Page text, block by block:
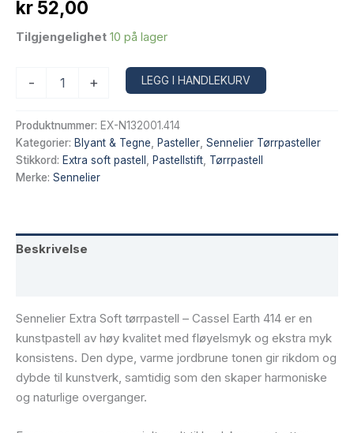
kr 52,00
Tilgjengelighet 10 på lager
-
tørrpastell
–
Cassel
Earth
414
+ LEGG I HANDLEKURV
Produktnummer: EX-N132001.414
Kategorier: Blyant & Tegne Pasteller Sennelier Tørrpasteller
Stikkord: Extra soft pastell Pastellstift Tørrpastell
Merke: Sennelier
Beskrivelse
Sennelier Extra Soft tørrpastell – Cassel Earth 414 er en
kunstpastell av høy kvalitet med fløyelsmyk og ekstra myk
konsistens. Den dype, varme jordbrune tonen gir rikdom og
dybde til kunstverk, samtidig som den skaper harmoniske
og naturlige overganger.